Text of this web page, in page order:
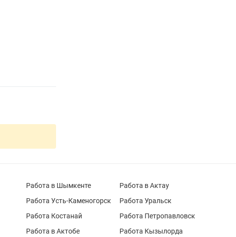
Работа в Шымкенте
Работа Усть-Каменогорск
Работа Костанай
Работа в Актобе
Работа в Актау
Работа Уральск
Работа Петропавловск
Работа Кызылорда